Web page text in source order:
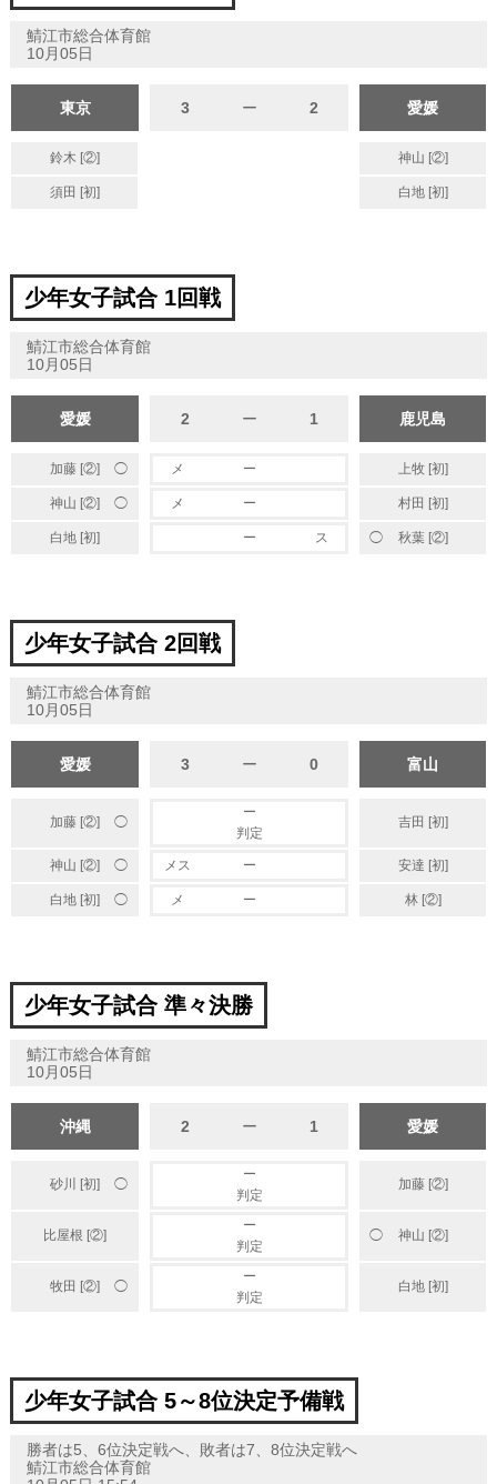
鯖江市総合体育館
10月05日
東京 3 ー 2 愛媛
鈴木 [②] 神山 [②]
須田 [初] 白地 [初]
少年女子試合 1回戦
鯖江市総合体育館
10月05日
愛媛 2 ー 1 鹿児島
加藤 [②] ◯ メ ー 上牧 [初]
神山 [②] ◯ メ ー 村田 [初]
白地 [初] ー ス 秋葉 [②]
◯
少年女子試合 2回戦
鯖江市総合体育館
10月05日
愛媛 3 ー 0 富山
加藤 [②] ◯
ー
判定
吉田 [初]
神山 [②] ◯ メス ー 安達 [初]
白地 [初] ◯ メ ー 林 [②]
少年女子試合 準々決勝
鯖江市総合体育館
10月05日
沖縄 2 ー 1 愛媛
砂川 [初] ◯
ー
判定
加藤 [②]
比屋根 [②]
ー
判定
神山 [②]
◯
牧田 [②] ◯
ー
判定
白地 [初]
少年女子試合 5～8位決定予備戦
勝者は5、6位決定戦へ、敗者は7、8位決定戦へ
鯖江市総合体育館